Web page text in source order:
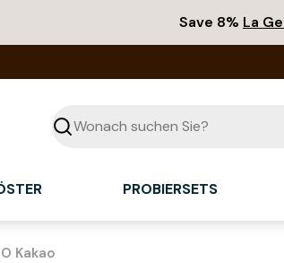
Save 8% La
Suchen
PROBIERSETS
Kakao